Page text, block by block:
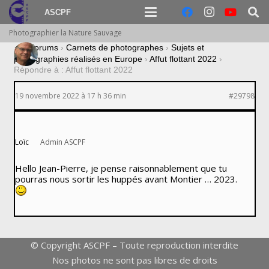
ASCPF
Photographier la Nature Sauvage
› Forums › Carnets de photographes › Sujets et
photographies réalisés en Europe › Affut flottant 2022 ›
Répondre à : Affut flottant 2022
19 novembre 2022 à 17 h 36 min #29798
Loïc Admin ASCPF
Hello Jean-Pierre, je pense raisonnablement que tu
pourras nous sortir les huppés avant Montier … 2023.
© Copyright ASCPF – Toute reproduction interdite
Nos photos ne sont pas libres de droits